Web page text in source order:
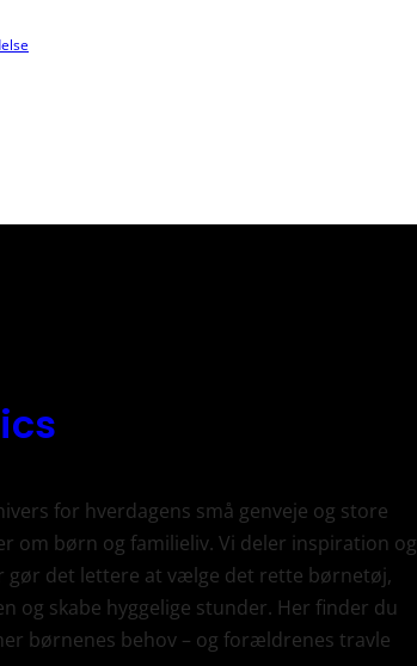
for hverdagens små genveje og store
om børn og familieliv. Vi deler inspiration og
gør det lettere at vælge det rette børnetøj,
og skabe hyggelige stunder. Her finder du
børnenes behov – og forældrenes travle